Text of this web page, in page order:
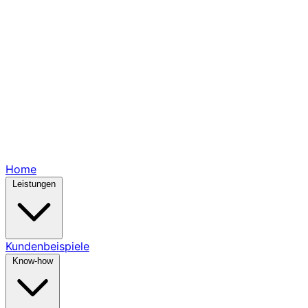
Home
Kundenbeispiele
Know-how